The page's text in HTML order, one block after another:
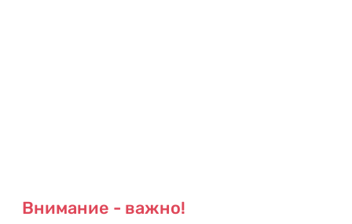
Внимание - важно!